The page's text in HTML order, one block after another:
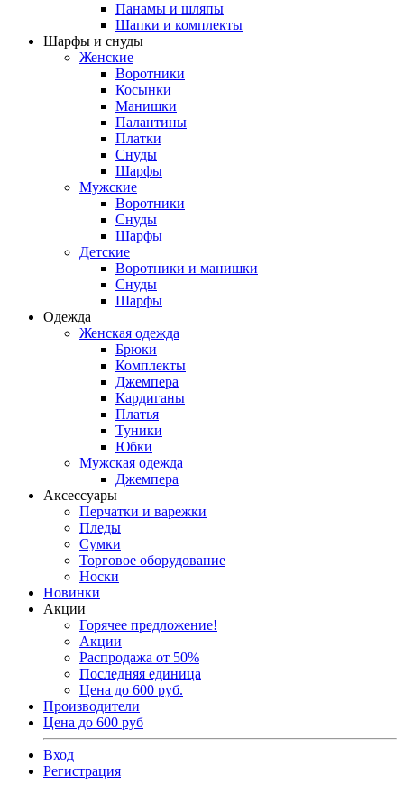
Панамы и шляпы
Шапки и комплекты
Шарфы и снуды
Женские
Воротники
Косынки
Манишки
Палантины
Платки
Снуды
Шарфы
Мужские
Воротники
Снуды
Шарфы
Детские
Воротники и манишки
Снуды
Шарфы
Одежда
Женская одежда
Брюки
Комплекты
Джемпера
Кардиганы
Платья
Туники
Юбки
Мужская одежда
Джемпера
Аксессуары
Перчатки и варежки
Пледы
Сумки
Торговое оборудование
Носки
Новинки
Акции
Горячее предложение!
Акции
Распродажа от 50%
Последняя единица
Цена до 600 руб.
Производители
Цена до 600 руб
Вход
Регистрация